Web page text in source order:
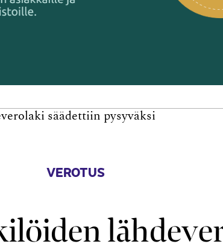
säädettiin pysyväksi
VEROTUS